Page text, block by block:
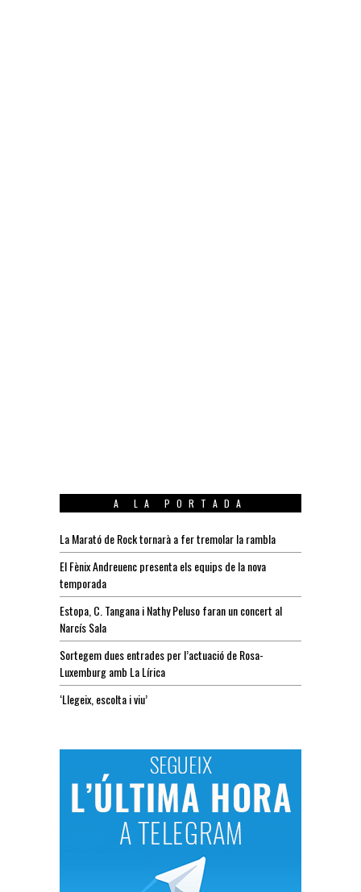
A LA PORTADA
La Marató de Rock tornarà a fer tremolar la rambla
El Fènix Andreuenc presenta els equips de la nova
temporada
Estopa, C. Tangana i Nathy Peluso faran un concert al
Narcís Sala
Sortegem dues entrades per l’actuació de Rosa-
Luxemburg amb La Lírica
‘Llegeix, escolta i viu’